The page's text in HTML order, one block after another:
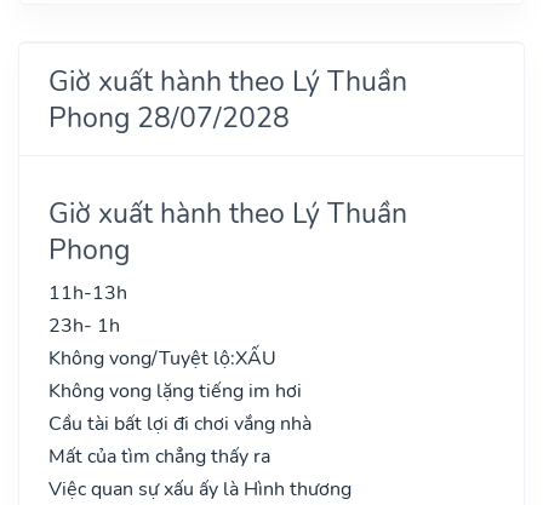
Giờ xuất hành theo Lý Thuần
Phong 28/07/2028
Giờ xuất hành theo Lý Thuần
Phong
11h-13h
23h- 1h
Không vong/Tuyệt lộ:XẤU
Không vong lặng tiếng im hơi
Cầu tài bất lợi đi chơi vắng nhà
Mất của tìm chẳng thấy ra
Việc quan sự xấu ấy là Hình thương